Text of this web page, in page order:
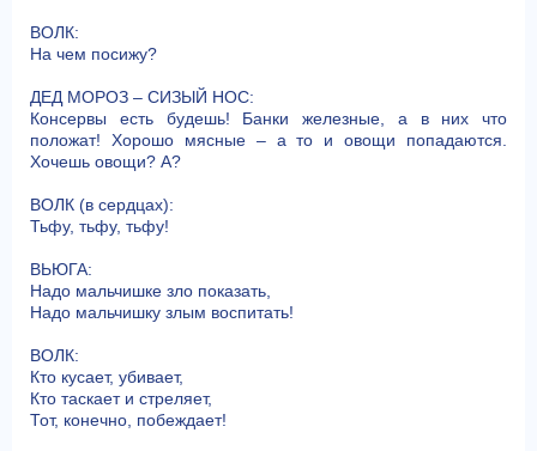
ВОЛК:
На чем посижу?
ДЕД МОРОЗ – СИЗЫЙ НОС:
Консервы есть будешь! Банки железные, а в них что
положат! Хорошо мясные – а то и овощи попадаются.
Хочешь овощи? А?
ВОЛК (в сердцах):
Тьфу, тьфу, тьфу!
ВЬЮГА:
Надо мальчишке зло показать,
Надо мальчишку злым воспитать!
ВОЛК:
Кто кусает, убивает,
Кто таскает и стреляет,
Тот, конечно, побеждает!